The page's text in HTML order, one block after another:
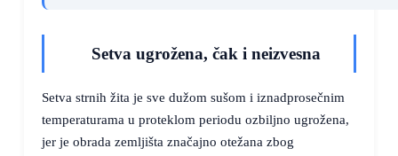
Setva ugrožena, čak i neizvesna
Setva strnih žita je sve dužom sušom i iznadprosečnim
temperaturama u proteklom periodu ozbiljno ugrožena,
jer je obrada zemljišta značajno otežana zbog